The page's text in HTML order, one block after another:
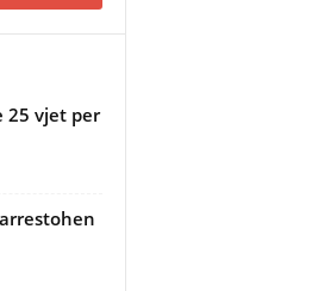
25 vjet per